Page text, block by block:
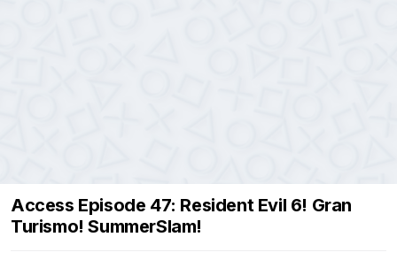
Access Episode 47: Resident Evil 6! Gran
Turismo! SummerSlam!